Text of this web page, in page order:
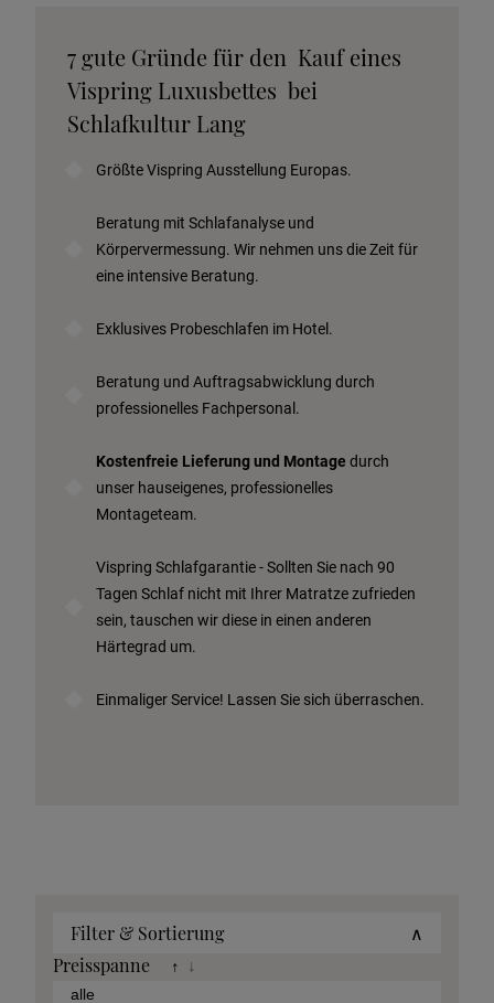
Stoffkollektion anfordern
Telefonische Beratung anfordern
Beratungstermin vereinbaren
Probeschlafen im Hotel
7 gute Gründe für den Kauf eines
Vispring Luxusbettes bei
Schlafkultur Lang
Größte Vispring Ausstellung Europas.
Beratung mit Schlafanalyse und
Körpervermessung. Wir nehmen uns die Zeit für
eine intensive Beratung.
Exklusives Probeschlafen im Hotel.
Beratung und Auftragsabwicklung durch
professionelles Fachpersonal.
Kostenfreie Lieferung und Montage durch
unser hauseigenes, professionelles
Montageteam.
Vispring Schlafgarantie - Sollten Sie nach 90
Tagen Schlaf nicht mit Ihrer Matratze zufrieden
sein, tauschen wir diese in einen anderen
Härtegrad um.
Einmaliger Service! Lassen Sie sich überraschen.
Filter & Sortierung
∧
Preisspanne
↑ ↓